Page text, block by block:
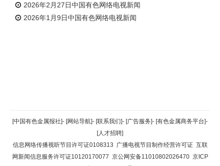
2026年2月27日中国有色网络电视新闻
2026年1月9日中国有色网络电视新闻
返回顶部
返回首页
[中国有色金属报社]- [网站导航]- [联系我们]- [广告服务]- [有色金属商务平台]-
[人才招聘]
信息网络传播视听节目许可证0108313 广播电视节目制作经营许可证 互联
网新闻信息服务许可证10120170077 京公网安备11010802026470 京ICP